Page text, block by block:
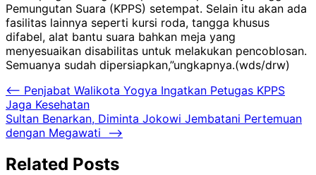
Pemungutan Suara (KPPS) setempat. Selain itu akan ada
fasilitas lainnya seperti kursi roda, tangga khusus
difabel, alat bantu suara bahkan meja yang
menyesuaikan disabilitas untuk melakukan pencoblosan.
Semuanya sudah dipersiapkan,”ungkapnya.(wds/drw)
Navigasi
pos
⟵ Penjabat Walikota Yogya Ingatkan Petugas KPPS
Jaga Kesehatan
Sultan Benarkan, Diminta Jokowi Jembatani Pertemuan
dengan Megawati
⟶
Related Posts